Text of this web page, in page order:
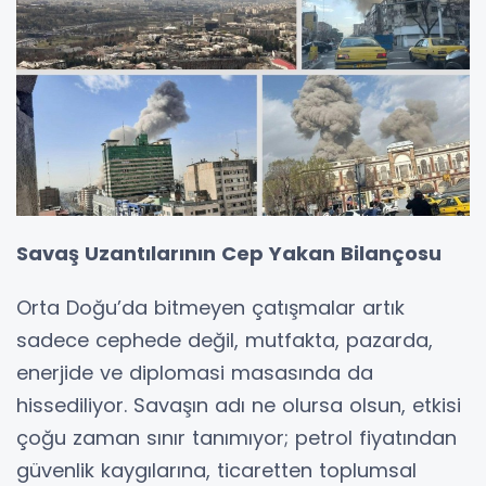
Savaş Uzantılarının Cep Yakan Bilançosu
Orta Doğu’da bitmeyen çatışmalar artık
sadece cephede değil, mutfakta, pazarda,
enerjide ve diplomasi masasında da
hissediliyor. Savaşın adı ne olursa olsun, etkisi
çoğu zaman sınır tanımıyor; petrol fiyatından
güvenlik kaygılarına, ticaretten toplumsal